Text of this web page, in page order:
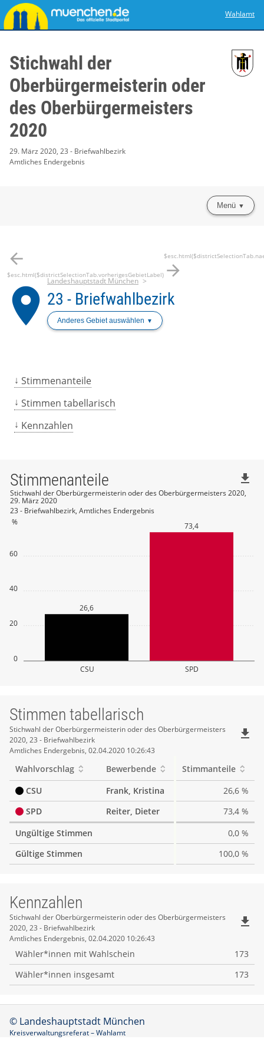
Wahlamt
Stichwahl der
Oberbürgermeisterin oder
des Oberbürgermeisters
2020
29. März 2020, 23 - Briefwahlbezirk
Amtliches Endergebnis
Menü
arrow_back
$esc.html($districtSelectionTab.vorherigesGebietLabel) arrow_forward
place
Landeshauptstadt München
23 - Briefwahlbezirk
Anderes Gebiet auswählen
Stimmenanteile
Stimmen tabellarisch
Kennzahlen
0
20
40
60
%
CSU SPD
26,6
73,4
Stimmenanteile
Stichwahl der Oberbürgermeisterin oder des Oberbürgermeisters 2020,
29. März 2020
23 - Briefwahlbezirk, Amtliches Endergebnis
file_download
Stimmen tabellarisch
Stimmen
tabellarisch
Stichwahl der Oberbürgermeisterin oder des Oberbürgermeisters
2020, 23 - Briefwahlbezirk
Amtliches Endergebnis, 02.04.2020 10:26:43
file_download
Wahlvorschlag Bewerbende
Stimmanteile
CSU
Frank, Kristina
26,6 %
SPD
Reiter, Dieter
73,4 %
Ungültige Stimmen
0,0 %
Gültige Stimmen
100,0 %
Kennzahlen
Kennzahlen
Stichwahl der Oberbürgermeisterin oder des Oberbürgermeisters
2020, 23 - Briefwahlbezirk
Amtliches Endergebnis, 02.04.2020 10:26:43
file_download
Wähler*innen mit Wahlschein
173
Wähler*innen insgesamt
173
© Landeshauptstadt München
Kreisverwaltungsreferat – Wahlamt